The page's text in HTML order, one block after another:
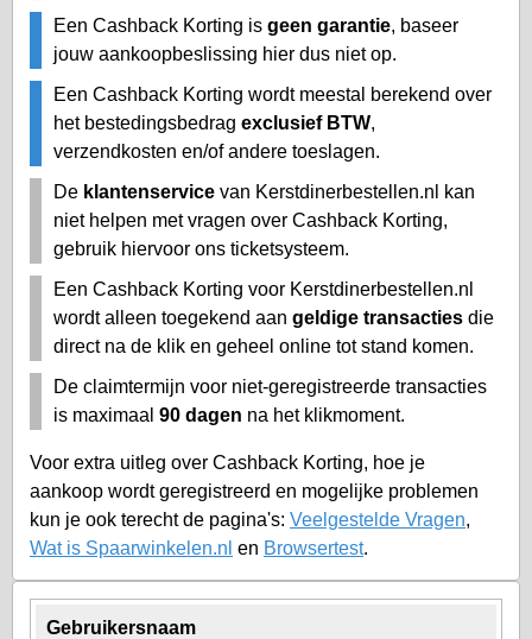
Gebruikersnaam
Een Cashback Korting is geen garantie, baseer
jouw aankoopbeslissing hier dus niet op.
Een Cashback Korting wordt meestal berekend over
het bestedingsbedrag exclusief BTW,
verzendkosten en/of andere toeslagen.
De klantenservice van Kerstdinerbestellen.nl kan
niet helpen met vragen over Cashback Korting,
gebruik hiervoor ons ticketsysteem.
Een Cashback Korting voor Kerstdinerbestellen.nl
wordt alleen toegekend aan geldige transacties die
direct na de klik en geheel online tot stand komen.
De claimtermijn voor niet-geregistreerde transacties
is maximaal 90 dagen na het klikmoment.
Voor extra uitleg over Cashback Korting, hoe je
aankoop wordt geregistreerd en mogelijke problemen
kun je ook terecht de pagina's: Veelgestelde Vragen,
Wat is Spaarwinkelen.nl en Browsertest.